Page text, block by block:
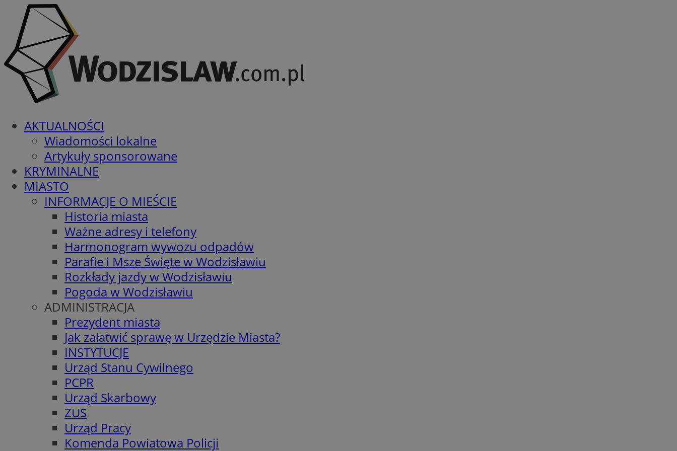
AKTUALNOŚCI
Wiadomości lokalne
Artykuły sponsorowane
KRYMINALNE
MIASTO
INFORMACJE O MIEŚCIE
Historia miasta
Ważne adresy i telefony
Harmonogram wywozu odpadów
Parafie i Msze Święte w Wodzisławiu
Rozkłady jazdy w Wodzisławiu
Pogoda w Wodzisławiu
ADMINISTRACJA
Prezydent miasta
Jak załatwić sprawę w Urzędzie Miasta?
INSTYTUCJE
Urząd Stanu Cywilnego
PCPR
Urząd Skarbowy
ZUS
Urząd Pracy
Komenda Powiatowa Policji